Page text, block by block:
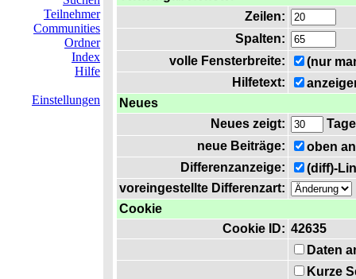
Teilnehmer
Communities
Ordner
Index
Hilfe
Einstellungen
Zeilen:
Spalten:
volle Fensterbreite:
(nur
Hilfetext:
Neues
Neues zeigt:
Tage
neue Beiträge:
oben
Differenzanzeige:
(diff)-
voreingestellte Differenzart:
Cookie
Cookie ID: 42635
Daten
Kurze